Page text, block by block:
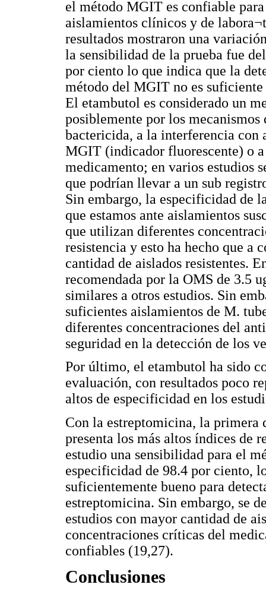
el método MGIT es confiable
aislamientos clínicos y de
resultados mostraron una
la sensibilidad de la prueba fue
por ciento lo que indica que la
método del MGIT no es
El etambutol es considerado un
posiblemente por los
bactericida, a la interferencia con
MGIT (indicador fluorescente) o
medicamento; en varios estudios
que podrían llevar a un sub
Sin embargo, la especificidad de
que estamos ante aislamientos
que utilizan diferentes
resistencia y esto ha hecho que a
cantidad de aislados resistentes.
recomendada por la OMS de 3.5
similares a otros estudios. Sin
suficientes aislamientos de M.
diferentes concentraciones del
seguridad en la detección de los
Por último, el etambutol ha sido
evaluación, con resultados poco
altos de especificidad en los
Con la estreptomicina, la primera
presenta los más altos índices de
estudio una sensibilidad para el
especificidad de 98.4 por ciento,
suficientemente bueno para
estreptomicina. Sin embargo, se
estudios con mayor cantidad de
concentraciones críticas del
confiables (19,27).
Conclusiones